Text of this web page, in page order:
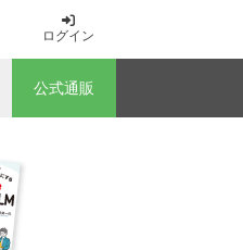
ログイン
公式通販